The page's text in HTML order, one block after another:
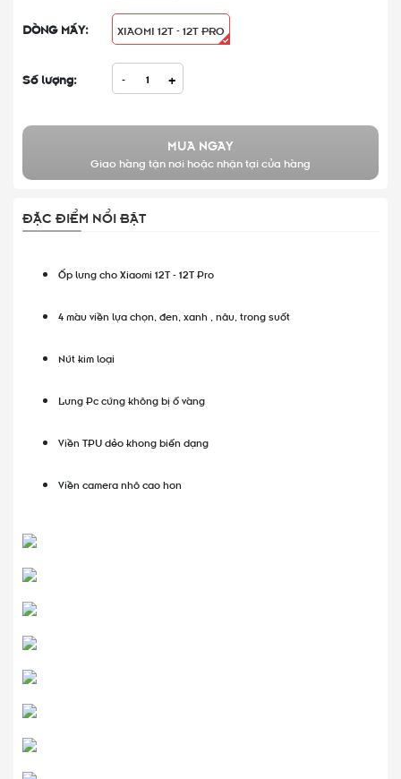
DÒNG MÁY: XIAOMI 12T - 12T PRO
Số lượng: - +
MUA NGAY
Giao hàng tận nơi hoặc nhận tại cửa hàng
ĐẶC ĐIỂM NỔI BẬT
Ốp lưng cho Xiaomi 12T - 12T Pro
4 màu viền lựa chọn, đen, xanh , nâu, trong suốt
Nút kim loại
Lưng Pc cứng không bị ố vàng
Viền TPU dẻo khong biến dạng
Viền camera nhô cao hơn